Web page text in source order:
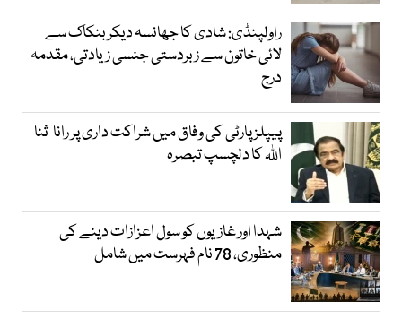
راولپنڈی: شادی کا جھانسہ دیکر بنکاک سے
لائی خاتون سے زبردستی جنسی زیادتی، مقدمہ
درج
پیپلز پارٹی کی وفاق میں شراکت داری پر رانا ثنا
اللہ کا دلچسپ تبصرہ
شہدا اور غازیوں کو سول اعزازات دینے کی
منظوری، 78 نام فہرست میں شامل